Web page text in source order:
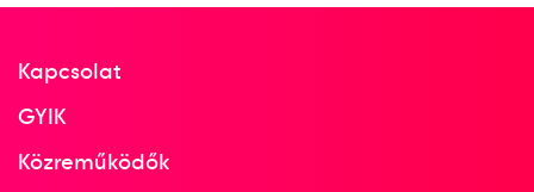
Kapcsolat
GYIK
Közreműködők